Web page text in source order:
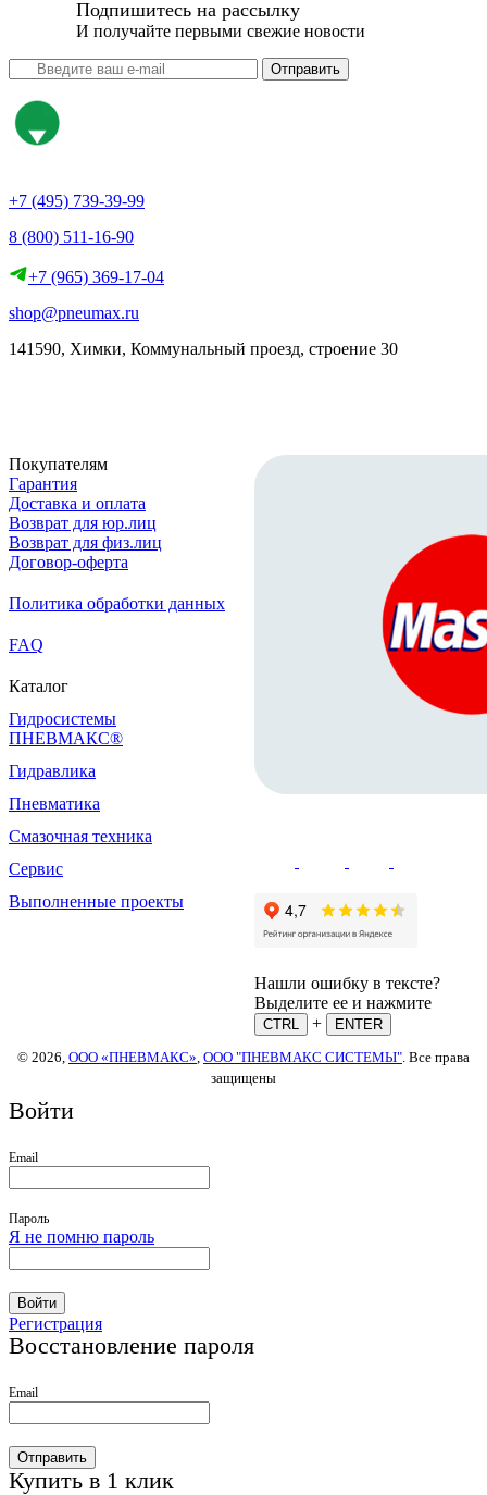
Подпишитесь на рассылку
И получайте первыми свежие новости
Отправить
+7 (495) 739-39-99
8 (800) 511-16-90
+7 (965) 369-17-04
shop@pneumax.ru
141590, Химки, Коммунальный проезд, строение 30
Покупателям
Гарантия
Доставка и оплата
Возврат для юр.лиц
Возврат для физ.лиц
Договор-оферта
Политика обработки данных
FAQ
Каталог
Гидросистемы
ПНЕВМАКС®
Гидравлика
Пневматика
Смазочная техника
Сервис
Выполненные проекты
Нашли ошибку в тексте?
Выделите ее и нажмите
CTRL +
ENTER
© 2026, ООО «ПНЕВМАКС» ООО "ПНЕВМАКС СИСТЕМЫ" . Все права
защищены
Войти
Email
Пароль
Я не помню пароль
Войти
Регистрация
Восстановление пароля
Email
Отправить
Купить в 1 клик